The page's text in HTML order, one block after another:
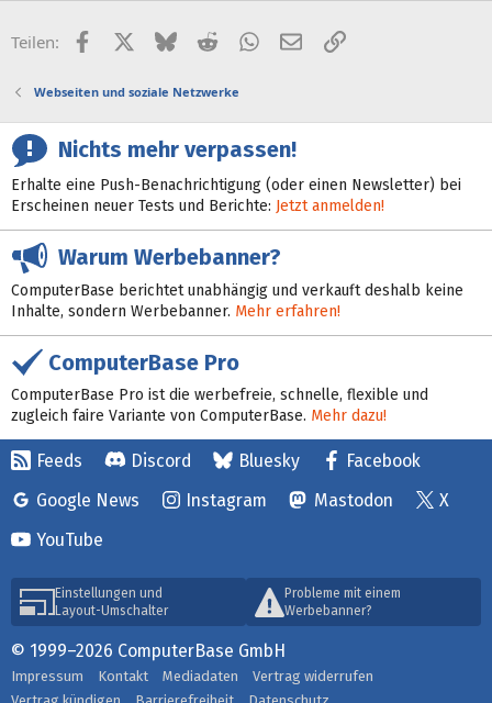
Teilen: FacebookX (Twitter)
BlueskyRedditWhatsApp
E-MailLink
Webseiten und soziale Netzwerke
Nichts mehr verpassen!
Erhalte eine Push-Benachrichtigung (oder einen Newsletter) bei
Erscheinen neuer Tests und Berichte: Jetzt anmelden!
Warum Werbebanner?
ComputerBase berichtet unabhängig und verkauft deshalb keine
Inhalte, sondern Werbebanner. Mehr erfahren!
ComputerBase Pro
ComputerBase Pro ist die werbefreie, schnelle, flexible und
zugleich faire Variante von ComputerBase. Mehr dazu!
Feeds Discord Bluesky
Facebook
Google News
Instagram Mastodon
X
YouTube
Einstellungen und
Layout-Umschalter
Probleme mit einem
Werbebanner?
© 1999–2026 ComputerBase GmbH
Impressum Kontakt Mediadaten
Vertrag widerrufen